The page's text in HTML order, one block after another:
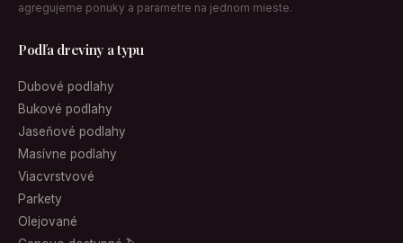
agregujeme ponuky a parametre na jednom mieste.
Podľa dreviny a typu
Dubové podlahy
Bukové podlahy
Jaseňové podlahy
Masívne podlahy
Viacvrstvové
Parkety
Olejované